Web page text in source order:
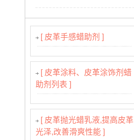
[ 皮革手感蜡助剂 ]
[ 皮革涂料、皮革涂饰剂蜡
助剂列表 ]
[ 皮革抛光蜡乳液,提高皮革
光泽,改善滑爽性能 ]